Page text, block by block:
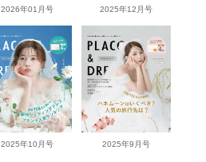
2026年01月号 2025年12月号
2025年10月号 2025年9月号